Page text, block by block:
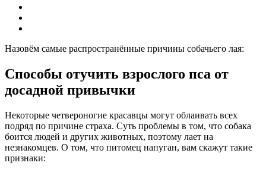
Назовём самые распространённые причины собачьего лая:
Способы отучить взрослого пса от
досадной привычки
Некоторые четвероногие красавцы могут облаивать всех
подряд по причине страха. Суть проблемы в том, что собака
боится людей и других животных, поэтому лает на
незнакомцев. О том, что питомец напуган, вам скажут такие
признаки: